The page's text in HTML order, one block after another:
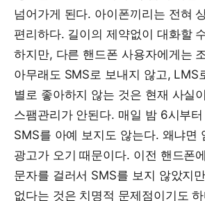
넘어가게 된다. 아이폰끼리는 전혀
편리하다. 길이의 제약없이 대화할
하지만, 다른 핸드폰 사용자에게는
아무래도 SMS로 보내지 않고, LMS
별로 좋아하지 않는 것은 현재 사실
스팸관리가 안된다. 매일 밤 6시부
SMS를 아예 보지도 않는다. 왜냐면
광고가 오기 때문이다. 이전 핸드폰
문자를 걸러서 SMS를 보지 않았지
없다는 것은 치명적 문제점이기도